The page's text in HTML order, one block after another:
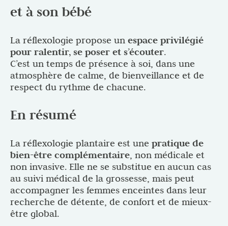
et à son bébé
La réflexologie propose un espace privilégié
pour ralentir, se poser et s’écouter.
C’est un temps de présence à soi, dans une
atmosphère de calme, de bienveillance et de
respect du rythme de chacune.
En résumé
La réflexologie plantaire est une pratique de
bien-être complémentaire, non médicale et
non invasive. Elle ne se substitue en aucun cas
au suivi médical de la grossesse, mais peut
accompagner les femmes enceintes dans leur
recherche de détente, de confort et de mieux-
être global.